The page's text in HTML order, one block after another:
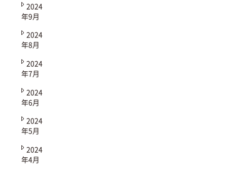
2024
年9月
2024
年8月
2024
年7月
2024
年6月
2024
年5月
2024
年4月